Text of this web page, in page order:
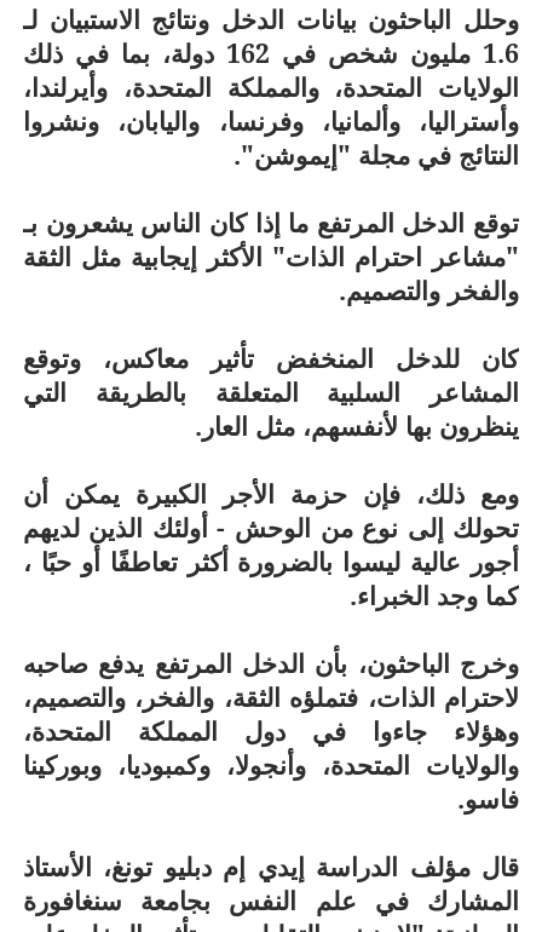
وحلل الباحثون بيانات الدخل ونتائج الاستبيان لـ
1.6 مليون شخص في 162 دولة، بما في ذلك
الولايات المتحدة، والمملكة المتحدة، وأيرلندا،
وأستراليا، وألمانيا، وفرنسا، واليابان، ونشروا
النتائج في مجلة "إيموشن".
توقع الدخل المرتفع ما إذا كان الناس يشعرون بـ
"مشاعر احترام الذات" الأكثر إيجابية مثل الثقة
والفخر والتصميم.
كان للدخل المنخفض تأثير معاكس، وتوقع
المشاعر السلبية المتعلقة بالطريقة التي
ينظرون بها لأنفسهم، مثل العار.
ومع ذلك، فإن حزمة الأجر الكبيرة يمكن أن
تحولك إلى نوع من الوحش - أولئك الذين لديهم
أجور عالية ليسوا بالضرورة أكثر تعاطفًا أو حبًا ،
كما وجد الخبراء.
وخرج الباحثون، بأن الدخل المرتفع يدفع صاحبه
لاحترام الذات، فتملؤه الثقة، والفخر، والتصميم،
وهؤلاء جاءوا في دول المملكة المتحدة،
والولايات المتحدة، وأنجولا، وكمبوديا، وبوركينا
فاسو.
قال مؤلف الدراسة إيدي إم دبليو تونغ، الأستاذ
المشارك في علم النفس بجامعة سنغافورة